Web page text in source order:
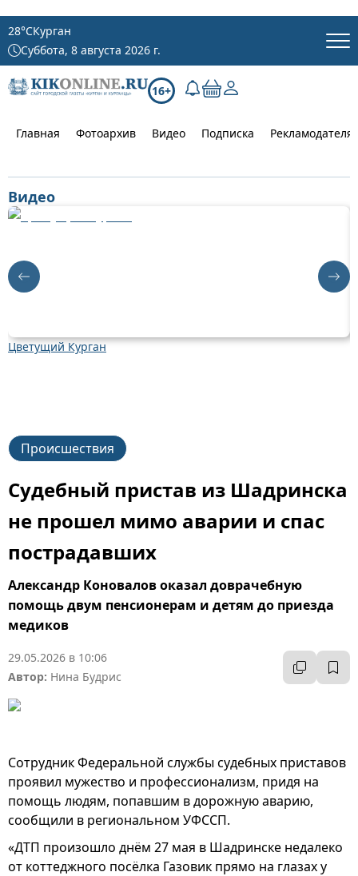
28°CКурган
Суббота, 8 августа 2026 г.
16+
Главная Фотоархив Видео Подписка
Видео
Цветущий Курган
Происшествия
Судебный пристав из Шадринска
не прошел мимо аварии и спас
пострадавших
Александр Коновалов оказал доврачебную
помощь двум пенсионерам и детям до приезда
медиков
29.05.2026 в 10:06
Автор: Нина Будрис
Сотрудник Федеральной службы судебных приставов
проявил мужество и профессионализм, придя на
помощь людям, попавшим в дорожную аварию,
сообщили в региональном УФССП.
«ДТП произошло днём 27 мая в Шадринске недалеко
от коттеджного посёлка Газовик прямо на глазах у